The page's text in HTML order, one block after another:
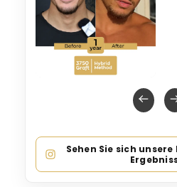
Sehen Sie sich